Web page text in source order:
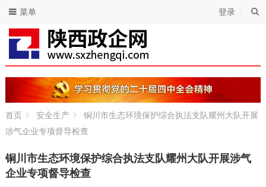
登录
菜单
首页 安全生产
铜川市生态环境保护综合执法支队耀州大队开展
涉气企业专项督导检查
铜川市生态环境保护综合执法支队耀州大队开展涉气
企业专项督导检查